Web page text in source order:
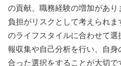
の貢献、職務経験の増加があ
負担がリスクとして考えられ
のライフスタイルに合わせて
報収集や自己分析を行い、自
合った選択をすることが大切で